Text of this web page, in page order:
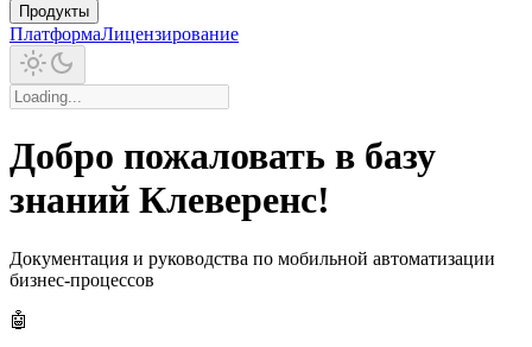
Продукты
ПлатформаЛицензирование
Добро пожаловать в базу
знаний Клеверенс!
Документация и руководства по мобильной автоматизации
бизнес-процессов
🤖